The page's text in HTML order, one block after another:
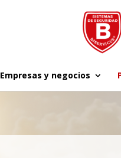
Empresas y negocios